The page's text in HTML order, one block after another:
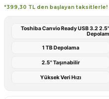
*399,30 TL den başlayan taksitlerle!
Toshiba Canvio Ready USB 3.2
1 TB Depolama
2.5'' Taşınabilir
Yüksek Veri Hızı